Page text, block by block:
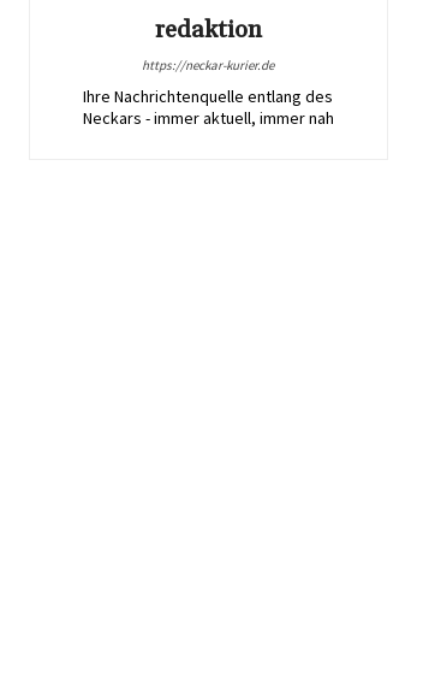
redaktion
https://neckar-kurier.de
Ihre Nachrichtenquelle entlang des
Neckars - immer aktuell, immer nah